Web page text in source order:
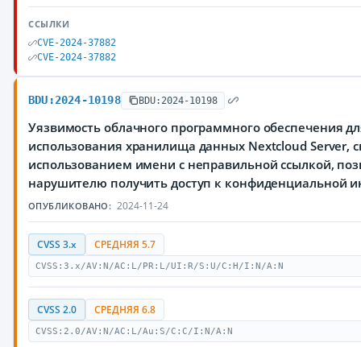
ССЫЛКИ
CVE-2024-37882
CVE-2024-37882
BDU:2024-10198 BDU:2024-10198
Уязвимость облачного программного обеспечения
использования хранилища данных Nextcloud Server,
использованием имени с неправильной ссылкой,
нарушителю получить доступ к конфиденциальной
ОПУБЛИКОВАНО: 2024-11-24
CVSS 3.x СРЕДНЯЯ 5.7
CVSS:3.x/AV:N/AC:L/PR:L/UI:R/S:U/C:H/I:N/A:N
CVSS 2.0 СРЕДНЯЯ 6.8
CVSS:2.0/AV:N/AC:L/Au:S/C:C/I:N/A:N